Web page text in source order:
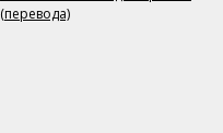
(перевода)